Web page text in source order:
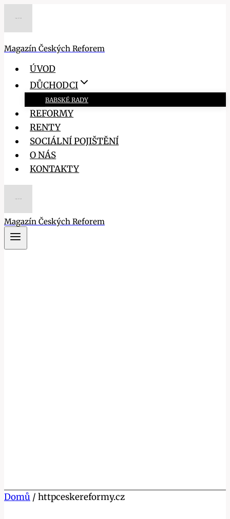
Magazín Českých Reforem
ÚVOD
DŮCHODCI
BABSKÉ RADY
REFORMY
RENTY
SOCIÁLNÍ POJIŠTĚNÍ
O NÁS
KONTAKTY
Magazín Českých Reforem
Domů / httpceskereformy.cz